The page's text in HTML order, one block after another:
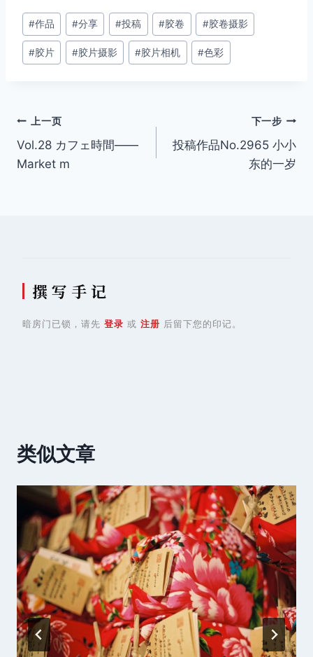
文
章
标
#作品 #分享 #投稿 #胶卷 #胶卷摄影
#胶片 #胶片摄影 #胶片相机 #色彩
文
章
上一页
Vol.28 カフェ時間——
Market m
下一步
投稿作品No.2965 小小
东的一岁
撰 写 手 记
暗房门已锁，请先 登录 或 注册 后留下您的印记。
类似文章